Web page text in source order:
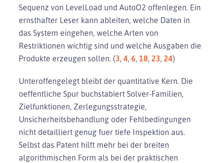
Sequenz von LevelLoad und AutoO2 offenlegen. Ein
ernsthafter Leser kann ableiten, welche Daten in
das System eingehen, welche Arten von
Restriktionen wichtig sind und welche Ausgaben die
Produkte erzeugen sollen. (3, 4, 6, 18, 23, 24)
Unteroffengelegt bleibt der quantitative Kern. Die
oeffentliche Spur buchstabiert Solver-Familien,
Zielfunktionen, Zerlegungsstrategie,
Unsicherheitsbehandlung oder Fehlbedingungen
nicht detailliert genug fuer tiefe Inspektion aus.
Selbst das Patent hilft mehr bei der breiten
algorithmischen Form als bei der praktischen